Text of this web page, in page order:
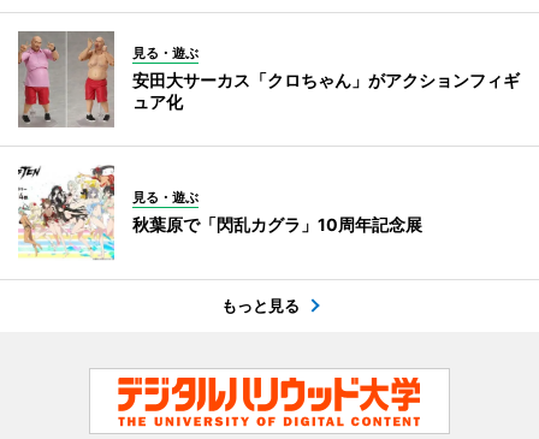
見る・遊ぶ
安田大サーカス「クロちゃん」がアクションフィギ
ュア化
見る・遊ぶ
秋葉原で「閃乱カグラ」10周年記念展
もっと見る